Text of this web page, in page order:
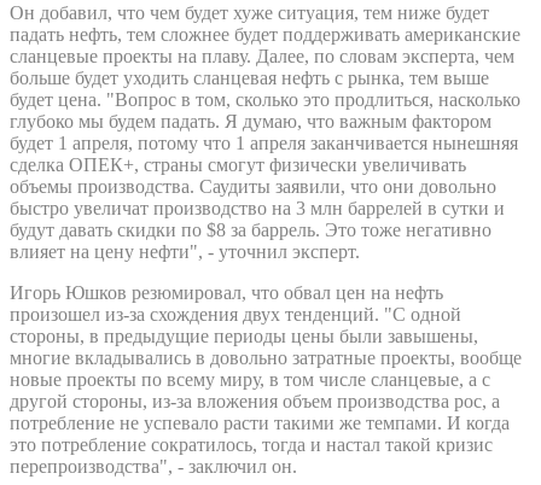
Он добавил, что чем будет хуже ситуация, тем ниже будет
падать нефть, тем сложнее будет поддерживать американские
сланцевые проекты на плаву. Далее, по словам эксперта, чем
больше будет уходить сланцевая нефть с рынка, тем выше
будет цена. "Вопрос в том, сколько это продлиться, насколько
глубоко мы будем падать. Я думаю, что важным фактором
будет 1 апреля, потому что 1 апреля заканчивается нынешняя
сделка ОПЕК+, страны смогут физически увеличивать
объемы производства. Саудиты заявили, что они довольно
быстро увеличат производство на 3 млн баррелей в сутки и
будут давать скидки по $8 за баррель. Это тоже негативно
влияет на цену нефти", - уточнил эксперт.
Игорь Юшков резюмировал, что обвал цен на нефть
произошел из-за схождения двух тенденций. "С одной
стороны, в предыдущие периоды цены были завышены,
многие вкладывались в довольно затратные проекты, вообще
новые проекты по всему миру, в том числе сланцевые, а с
другой стороны, из-за вложения объем производства рос, а
потребление не успевало расти такими же темпами. И когда
это потребление сократилось, тогда и настал такой кризис
перепроизводства", - заключил он.